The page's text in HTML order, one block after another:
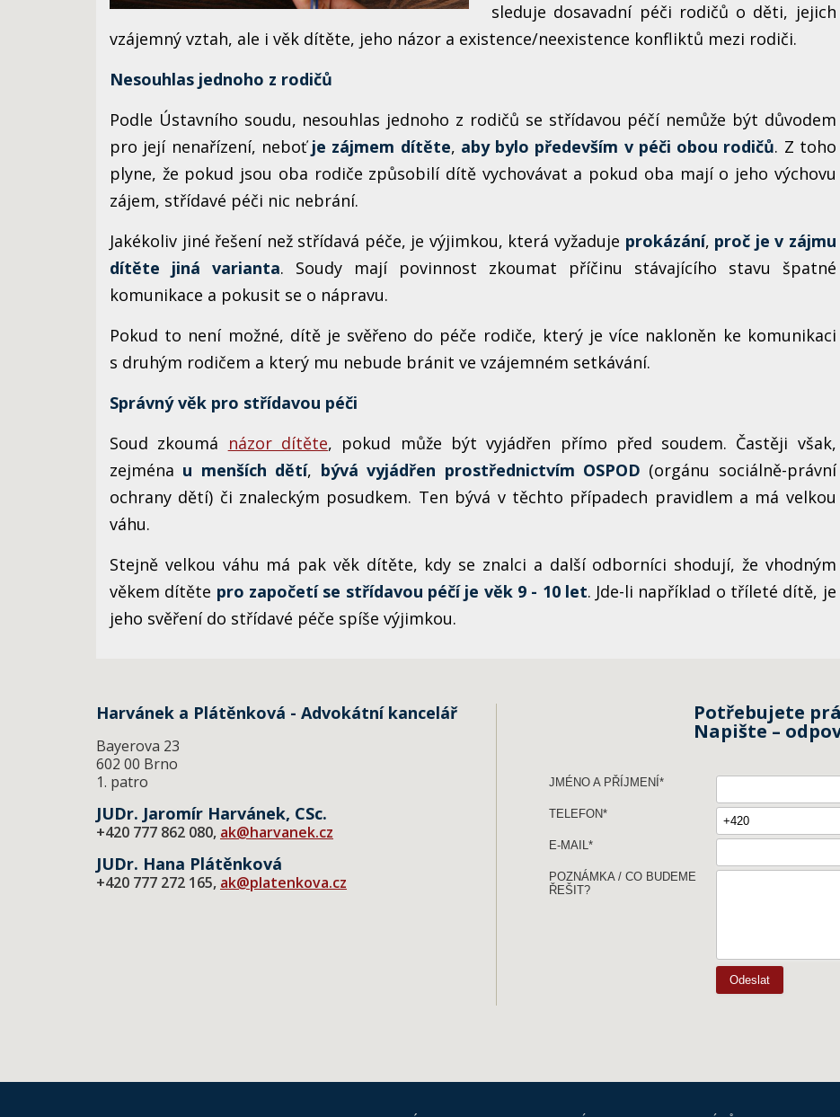
sleduje dosavadní péči rodičů o děti, jejich
vzájemný vztah, ale i věk dítěte, jeho názor a existence/neexistence konfliktů mezi rodiči.
Nesouhlas jednoho z rodičů
Podle Ústavního soudu, nesouhlas jednoho z rodičů se střídavou péčí nemůže být důvodem
pro její nenařízení, neboťje zájmem dítěte, aby bylo především v péči obou rodičů. Z toho
plyne, že pokud jsou oba rodiče způsobilí dítě vychovávat a pokud oba mají o jeho výchovu
zájem, střídavé péči nic nebrání.
Jakékoliv jiné řešení než střídavá péče, je výjimkou, která vyžaduje prokázání, proč je v zájmu
dítěte jiná varianta. Soudy mají povinnost zkoumat příčinu stávajícího stavu špatné
komunikace a pokusit se o nápravu.
Pokud to není možné, dítě je svěřeno do péče rodiče, který je více nakloněn ke komunikaci
s druhým rodičem a který mu nebude bránit ve vzájemném setkávání.
Správný věk pro střídavou péči
Soud zkoumá názor dítěte, pokud může být vyjádřen přímo před soudem. Častěji však,
zejména u menších dětí, bývá vyjádřen prostřednictvím OSPOD (orgánu sociálně-právní
ochrany dětí) či znaleckým posudkem. Ten bývá v těchto případech pravidlem a má velkou
váhu.
Stejně velkou váhu má pak věk dítěte, kdy se znalci a další odborníci shodují, že vhodným
věkem dítěte pro započetí se střídavou péčí je věk 9 - 10 let. Jde-li například o tříleté dítě, je
jeho svěření do střídavé péče spíše výjimkou.
Harvánek a Plátěnková - Advokátní kancelář
Bayerova 23
602 00 Brno
1. patro
JUDr. Jaromír Harvánek, CSc.
+420 777 862 080, ak@harvanek.cz
JUDr. Hana Plátěnková
+420 777 272 165, ak@platenkova.cz
Potřebujete
Napište –
JMÉNO A PŘÍJMENÍ *
TELEFON*
E-MAIL*
POZNÁMKA / CO BUDEME
ŘEŠIT?